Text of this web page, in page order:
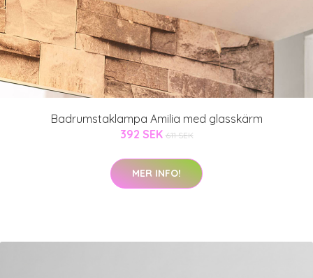
Badrumstaklampa Amilia med glasskärm
392 SEK 611 SEK
MER INFO!